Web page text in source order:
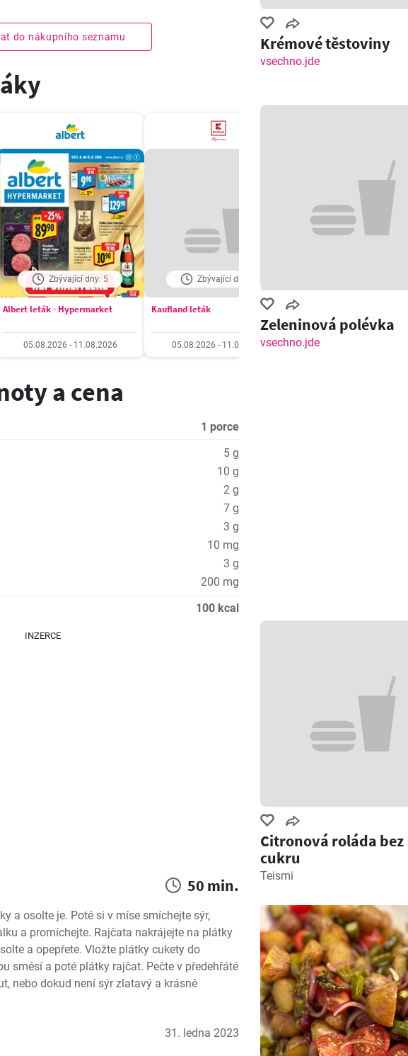
do nákupního seznamu
Zbývající dny: 5
Albert leták - Hypermarket
05.08.2026 - 11.08.2026
Zbývající dny: 5
Kaufland leták
05.08.2026 - 11.08.2026
a cena
1 porce
5 g
10 g
2 g
7 g
3 g
10 mg
3 g
200 mg
100 kcal
INZERCE
50 min.
a osolte je. Poté si v míse smíchejte sýr,
a promíchejte. Rajčata nakrájejte na plátky
a opepřete. Vložte plátky cukety do
směsí a poté plátky rajčat. Pečte v předehřáté
nebo dokud není sýr zlatavý a krásně
31. ledna 2023
Krémové těstoviny
vsechno.jde
Zeleninová polévka
vsechno.jde
Citronová roláda bez
cukru
Teismi